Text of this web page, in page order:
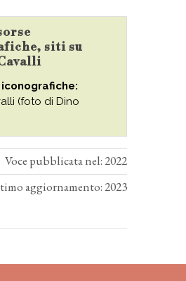
siti su
(foto di Dino
Voce pubblicata nel: 2022
aggiornamento: 2023